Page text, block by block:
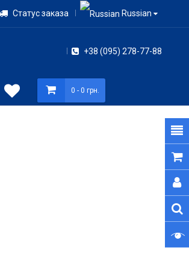
Статус заказа Russian
+38 (095) 278-77-88
0 - 0 грн.